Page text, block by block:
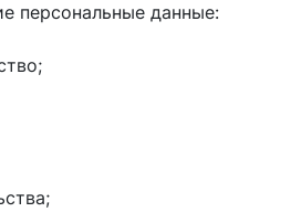
персональные данные: